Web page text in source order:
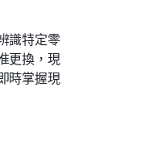
識特定零
更換，現
時掌握現